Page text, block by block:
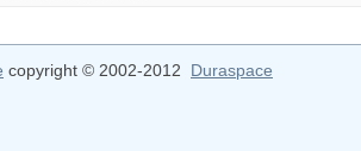
copyright © 2002-2012 Duraspace